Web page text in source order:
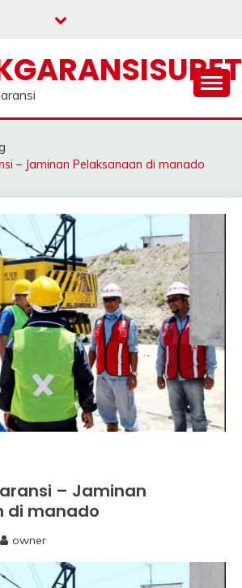
– Jaminan Pelaksanaan di manado
– Jaminan
di manado
owner